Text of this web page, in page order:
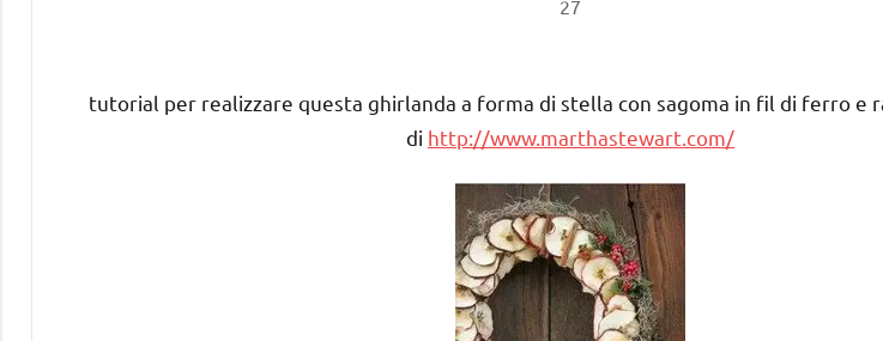
27
tutorial per realizzare questa ghirlanda a forma di stella con sagoma in fil di ferro e
di http://www.marthastewart.com/